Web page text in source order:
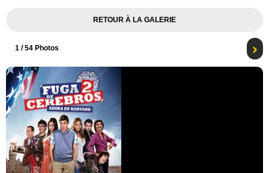
RETOUR À LA GALERIE
1 / 54 Photos